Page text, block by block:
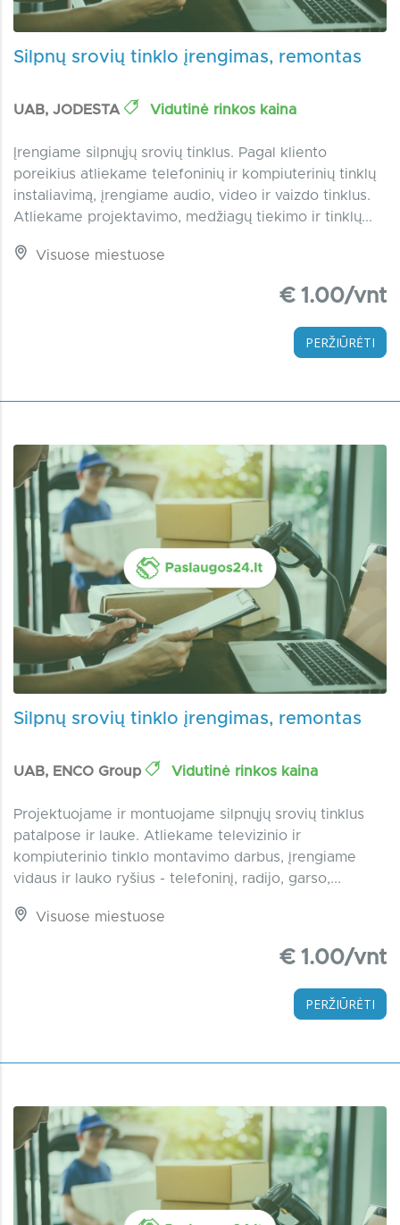
Silpnų srovių tinklo įrengimas, remontas
UAB, JODESTA Vidutinė rinkos kaina
Įrengiame silpnųjų srovių tinklus. Pagal kliento
poreikius atliekame telefoninių ir kompiuterinių tinklų
instaliavimą, įrengiame audio, video ir vaizdo tinklus.
Atliekame projektavimo, medžiagų tiekimo ir tinklų...
Visuose miestuose
€ 1.00/vnt
PERŽIŪRĖTI
Silpnų srovių tinklo įrengimas, remontas
UAB, ENCO Group Vidutinė rinkos kaina
Projektuojame ir montuojame silpnųjų srovių tinklus
patalpose ir lauke. Atliekame televizinio ir
kompiuterinio tinklo montavimo darbus, įrengiame
vidaus ir lauko ryšius - telefoninį, radijo, garso,...
Visuose miestuose
€ 1.00/vnt
PERŽIŪRĖTI